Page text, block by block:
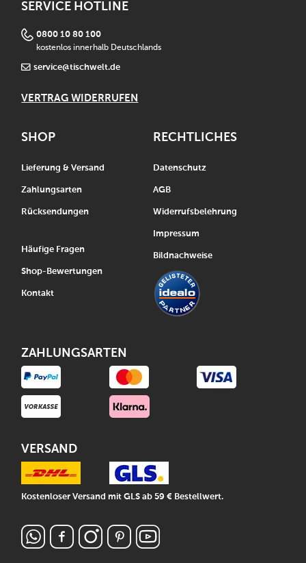
SERVICE HOTLINE
0800 10 80 100
kostenlos innerhalb Deutschlands
service@tischwelt.de
VERTRAG WIDERRUFEN
SHOP
Lieferung & Versand
Zahlungsarten
Rücksendungen
Häufige Fragen
Shop-Bewertungen
Kontakt
RECHTLICHES
Datenschutz
AGB
Widerrufsbelehrung
Impressum
Bildnachweise
ZAHLUNGSARTEN
VERSAND
Kostenloser Versand mit GLS ab 59 € Bestellwert.